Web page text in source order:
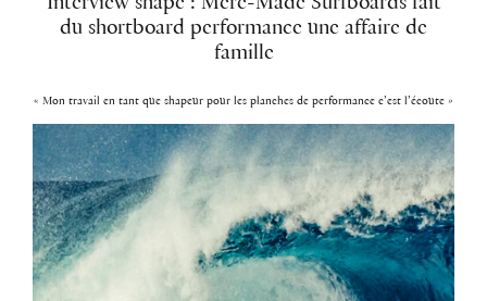
du shortboard performance une affaire de
famille
« Mon travail en tant que shapeur pour les planches de performance c’est l’écoute »